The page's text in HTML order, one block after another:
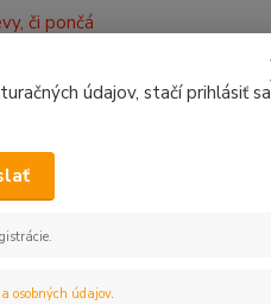
či pončá
údajov, stačí prihlásiť sa
osobných údajov.